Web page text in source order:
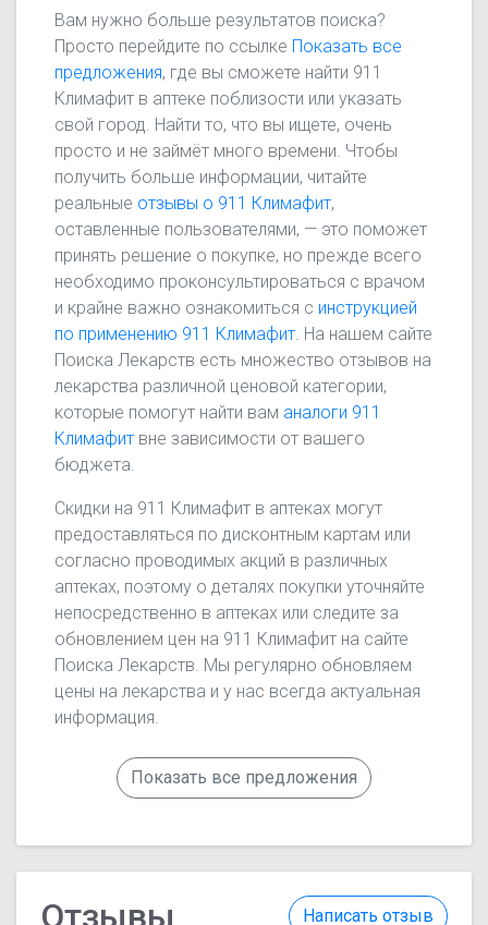
Вам нужно больше результатов поиска?
Просто перейдите по ссылке Показать все
предложения, где вы сможете найти 911
Климафит в аптеке поблизости или указать
свой город. Найти то, что вы ищете, очень
просто и не займёт много времени. Чтобы
получить больше информации, читайте
реальные отзывы о 911 Климафит,
оставленные пользователями, — это поможет
принять решение о покупке, но прежде всего
необходимо проконсультироваться с врачом
и крайне важно ознакомиться с инструкцией
по применению 911 Климафит . На нашем сайте
Поиска Лекарств есть множество отзывов на
лекарства различной ценовой категории,
которые помогут найти вам аналоги 911
Климафит вне зависимости от вашего
бюджета.
Скидки на 911 Климафит в аптеках могут
предоставляться по дисконтным картам или
согласно проводимых акций в различных
аптеках, поэтому о деталях покупки уточняйте
непосредственно в аптеках или следите за
обновлением цен на 911 Климафит на сайте
Поиска Лекарств. Мы регулярно обновляем
цены на лекарства и у нас всегда актуальная
информация.
Показать все предложения
Написать отзыв
Отзывы